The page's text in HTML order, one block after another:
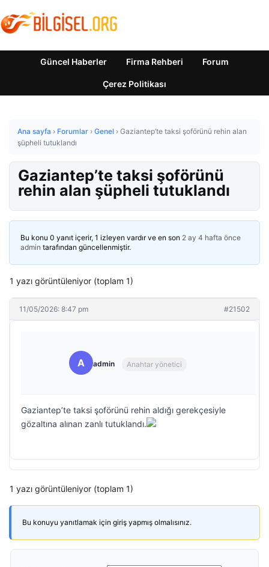
Güncel Haberler Firma Rehberi Forum
Çerez Politikası
Ana sayfa › Forumlar › Genel › Gaziantep’te taksi şoförünü rehin alan
şüpheli tutuklandı
Gaziantep’te taksi şoförünü
rehin alan şüpheli tutuklandı
Bu konu 0 yanıt içerir, 1 izleyen vardır ve en son 2 ay 4 hafta önce
admin tarafından güncellenmiştir.
1 yazı görüntüleniyor (toplam 1)
11/05/2026: 8:47 pm #21502
A admin Anahtar yönetici
Gaziantep’te taksi şoförünü rehin aldığı gerekçesiyle
gözaltına alınan zanlı tutuklandı.
1 yazı görüntüleniyor (toplam 1)
Bu konuyu yanıtlamak için giriş yapmış olmalısınız.